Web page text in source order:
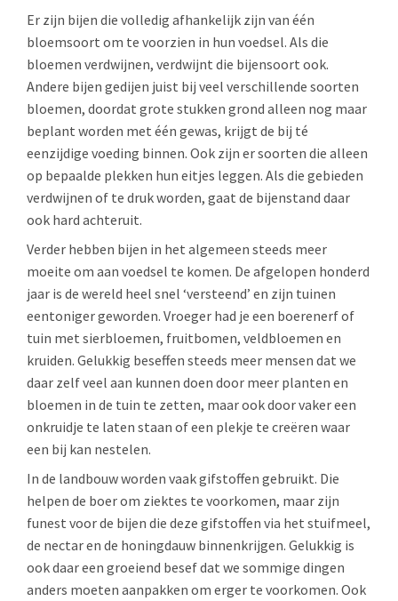
Er zijn bijen die volledig afhankelijk zijn van één
bloemsoort om te voorzien in hun voedsel. Als die
bloemen verdwijnen, verdwijnt die bijensoort ook.
Andere bijen gedijen juist bij veel verschillende soorten
bloemen, doordat grote stukken grond alleen nog maar
beplant worden met één gewas, krijgt de bij té
eenzijdige voeding binnen. Ook zijn er soorten die alleen
op bepaalde plekken hun eitjes leggen. Als die gebieden
verdwijnen of te druk worden, gaat de bijenstand daar
ook hard achteruit.
Verder hebben bijen in het algemeen steeds meer
moeite om aan voedsel te komen. De afgelopen honderd
jaar is de wereld heel snel ‘versteend’ en zijn tuinen
eentoniger geworden. Vroeger had je een boerenerf of
tuin met sierbloemen, fruitbomen, veldbloemen en
kruiden. Gelukkig beseffen steeds meer mensen dat we
daar zelf veel aan kunnen doen door meer planten en
bloemen in de tuin te zetten, maar ook door vaker een
onkruidje te laten staan of een plekje te creëren waar
een bij kan nestelen.
In de landbouw worden vaak gifstoffen gebruikt. Die
helpen de boer om ziektes te voorkomen, maar zijn
funest voor de bijen die deze gifstoffen via het stuifmeel,
de nectar en de honingdauw binnenkrijgen. Gelukkig is
ook daar een groeiend besef dat we sommige dingen
anders moeten aanpakken om erger te voorkomen. Ook